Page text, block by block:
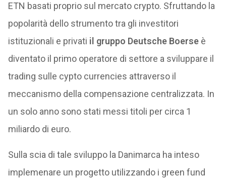
ETN basati proprio sul mercato crypto. Sfruttando la
popolarità dello strumento tra gli investitori
istituzionali e privati il gruppo Deutsche Boerseè
diventato il primo operatore di settore a sviluppare il
trading sulle cypto currencies attraverso il
meccanismo della compensazione centralizzata. In
un solo anno sono stati messi titoli per circa 1
miliardo di euro.
Sulla scia di tale sviluppo la Danimarca ha inteso
implemenare un progetto utilizzando i green fund